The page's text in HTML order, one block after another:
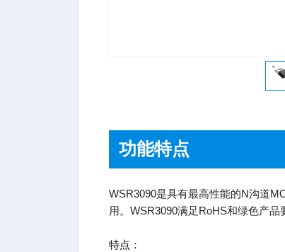
功能特点
WSR3090是具有最高性能的N沟道
用。WSR3090满足RoHS和绿色产品
特点：